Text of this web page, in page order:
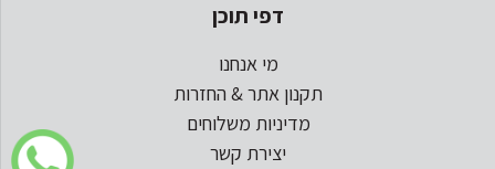
דפי תוכן
מי אנחנו
תקנון אתר & החזרות
מדיניות משלוחים
יצירת קשר